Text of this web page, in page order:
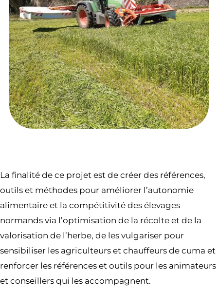
La finalité de ce projet est de créer des références,
outils et méthodes pour améliorer l’autonomie
alimentaire et la compétitivité des élevages
normands via l’optimisation de la récolte et de la
valorisation de l’herbe, de les vulgariser pour
sensibiliser les agriculteurs et chauffeurs de cuma et
renforcer les références et outils pour les animateurs
et conseillers qui les accompagnent.